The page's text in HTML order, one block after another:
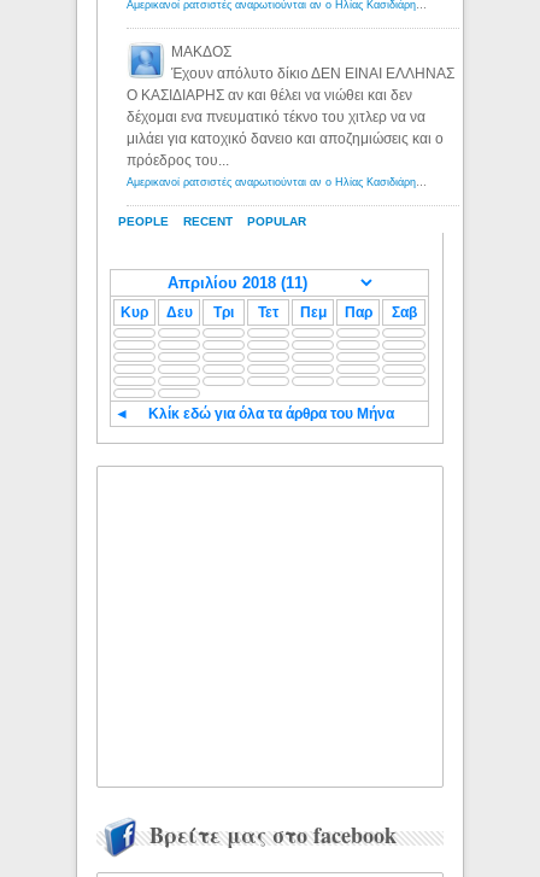
PEOPLE RECENT POPULAR
Αμερικανοί ρατσιστές αναρωτιούνται αν ο Ηλίας Κασιδιάρης ανήκει στη λευκή φυλή... - Λόγιος Ερμής
ΜΑΚΔΟΣ
Έχουν απόλυτο δίκιο ΔΕΝ ΕΙΝΑΙ ΕΛΛΗΝΑΣ
Ο ΚΑΣΙΔΙΑΡΗΣ αν και θέλει να νιώθει και δεν
δέχομαι ενα πνευματικό τέκνο του χιτλερ να να
μιλάει για κατοχικό δανειο και αποζημιώσεις και ο
πρόεδρος του...
Αμερικανοί ρατσιστές αναρωτιούνται αν ο Ηλίας Κασιδιάρης ανήκει στη λευκή φυλή... - Λόγιος Ερμής
Κυρ Δευ Τρι Τετ Πεμ Παρ Σαβ
◄ Κλίκ εδώ για όλα τα άρθρα του Μήνα
Βρείτε μας στο facebook